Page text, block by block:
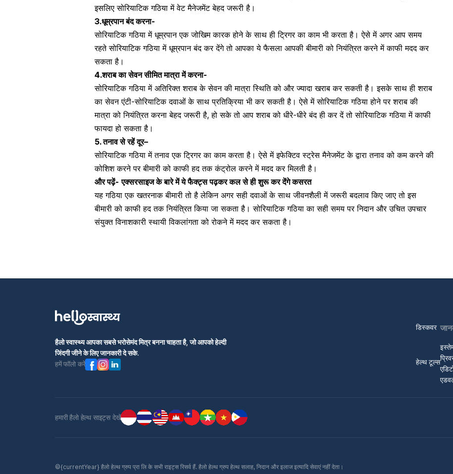
इसलिए सोरियाटिक गठिया में वेट मैनेजमेंट बेहद जरूरी है।
3.धूम्रपान बंद करना-
सोरियाटिक गठिया में धूम्रपान एक जोखिम कारकहोने के साथ ही ट्रिगर का काम भी करता है। ऐसे में अगर आप समय
रहते सोरियाटिक गठिया में धूम्रपान बंद कर देंगे तो आपका ये फैसला आपकी बीमारी को नियंत्रित करने में काफी मदद कर
सकता है।
4.शराब का सेवन सीमित मात्रा में करना-
सोरियाटिक गठिया में अतिरिक्तशराब के सेवनकी मात्रा स्थिति को और ज्यादा खराब कर सकती है। इसके साथ ही शराब
का सेवन एंटी-सोरियाटिक दवाओं के साथ प्रतिक्रिया भी कर सकती है। ऐसे में सोरियाटिक गठिया होने पर शराब की
मात्रा को नियंत्रित करना बेहद जरूरी है, हो सके तो आप शराब को धीरे-धीरे बंद ही कर दें तो सोरियाटिक गठिया में काफी
फायदा हो सकता है।
5. तनाव से रहें दूर–
सोरियाटिक गठिया मेंतनाव एक ट्रिगरका काम करता है। ऐसे में इफेक्टिव स्ट्रेस मैनेजमेंट के द्वारातनाव को कम करनेकी
कोशिश करने पर बीमारी को काफी हद तक कंट्रोल करने में मदद कर मिलती है।
और पढ़ें- एक्सरसाइज के बारे में ये फैक्ट्स पढ़कर कल से ही शुरू कर देंगे कसरत
यह गठिया एक खतरनाक बीमारी तो है लेकिन अगर सही दवाओं के साथ जीवनशैली में जरूरी बदलाव किए जाए तो इस
बीमारी को काफी हद तक नियंत्रित किया जा सकता है। सोरियाटिक गठिया का सही समय पर निदान और उचित उपचार
संयुक्त विनाशकारी स्थायी विकलांगता को रोकने में मदद कर सकता है।
हैलो स्वास्थ्य आपका सबसे भरोसेमंद मित्र बनना चाहता है, जो आपको हेल्दी
जिंदगी जीने के लिए जानकारी दे सके.
हमें फॉलो करें
डिस्कवर
हेल्थ टूल्स
हमारी हैलो हेल्थ साइट्स देखें
©{currentYear} हैलो हेल्थ ग्रुप प्रा लि के सभी राइट्स रिसर्व हैं. हैलो हेल्थ ग्रुप हेल्थ सलाह, निदान और इलाज इत्यादि सेवाएं नहीं देता।